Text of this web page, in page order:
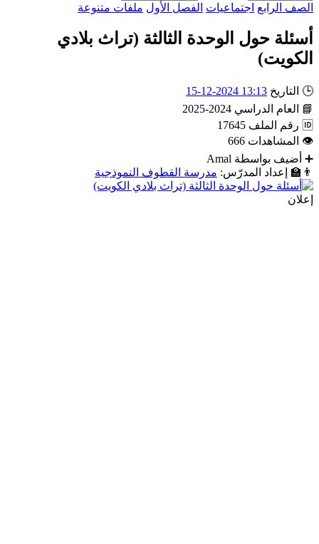
الصف الرابع
اجتماعيات الفصل الأول ملفات متنوعة
أسئلة حول الوحدة الثالثة (تراث بلادي
الكويت)
🕒 التاريخ 13:13 2024-12-15
📘
العام الدراسي 2024-2025
🆔 رقم الملف 17645
👁
المشاهدات 666
➕
أضيف بواسطة Amal
👨‍🏫
إعداد المدرّس: مدرسة القطوف النموذجية
إعلان